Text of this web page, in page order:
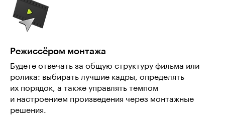
Режиссёром монтажа
Будете отвечать за общую структуру фильма или
ролика: выбирать лучшие кадры, определять
их порядок, а также управлять темпом
и настроением произведения через монтажные
решения.